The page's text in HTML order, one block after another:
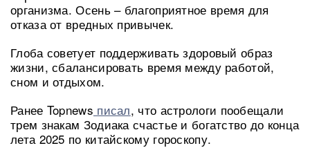
организма. Осень – благоприятное время для
отказа от вредных привычек.
Глоба советует поддерживать здоровый образ
жизни, сбалансировать время между работой,
сном и отдыхом.
Ранее Topnews писал, что астрологи пообещали
трем знакам Зодиака счастье и богатство до конца
лета 2025 по китайскому гороскопу.